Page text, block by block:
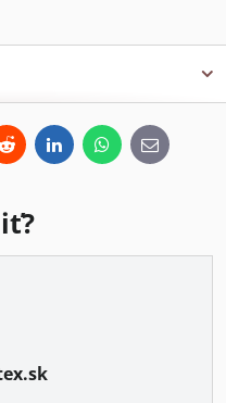
RedditLinkedInWhatsApp
E-
mail